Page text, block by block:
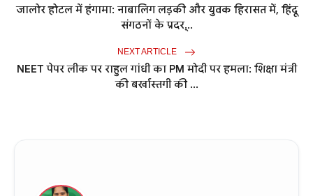
जालोर होटल में हंगामा: नाबालिग लड़की और युवक हिरासत में, हिंदू
संगठनों के प्रदर्...
NEXT ARTICLE
NEET पेपर लीक पर राहुल गांधी का PM मोदी पर हमला: शिक्षा मंत्री
की बर्खास्तगी की ...